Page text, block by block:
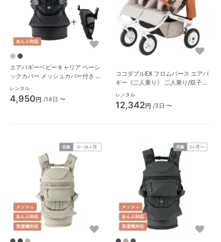
エアバギーベビーキャリア ベーシ
ックカバー メッシュカバー付き 抱
っこ紐・おんぶ紐 エアバギー
(AIRBUGGY)
レンタル
4,950円 /14日 〜
ココダブルEX フロムバース エアバ
ギー《二人乗り》 二人乗り/双子用
ベビーカー
レンタル
12,342円 /3日 〜